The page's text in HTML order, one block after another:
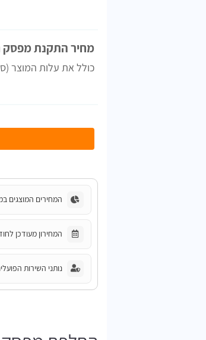
מחיר התקנת מפסק
כולל את עלות המוצר (סביב 250 ש"ח) ואת
המחירים המוצגים
המחירון מעודכן
נותני השירות